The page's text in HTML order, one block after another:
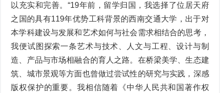
以充实和完善。“19年前，留学归国，我选择了位居天府
之国的具有119年优势工科背景的西南交通大学，出于对
本学科建设与发展和艺术如何与社会需求相结合的思考，
我便试图探索一条艺术与技术、人文与工程、设计与制
造、产品与市场相融合的育人之路。在桥梁美学、生态建
筑、城市景观等方面也曾做过尝试性的研究与实践，深感
版权保护的重要。我相信随着《中华人民共和国著作权